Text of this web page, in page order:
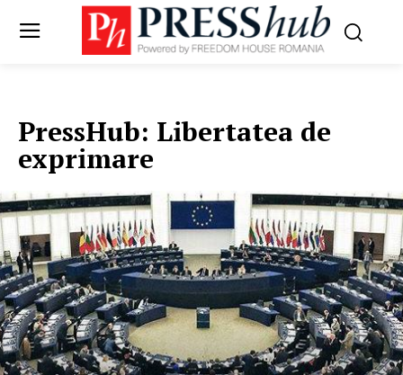
PressHub: Libertatea de
exprimare